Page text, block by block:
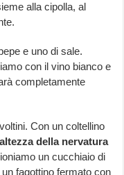
alla cipolla, al
e uno di sale.
con il vino bianco e
completamente
Con un coltellino
della nervatura
un cucchiaio di
fagottino fermato con